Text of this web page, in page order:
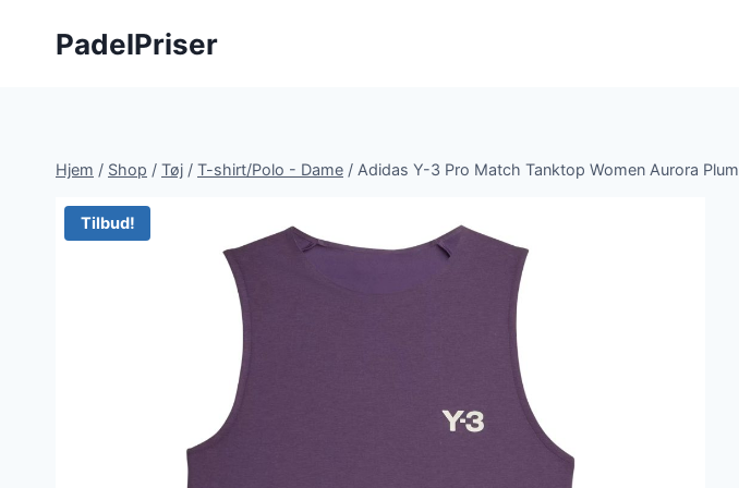
PadelPriser
Hjem / Shop / Tøj / T-shirt/Polo - Dame / Adidas Y-3 Pro Match Tanktop Women Aurora Plum
Tilbud!